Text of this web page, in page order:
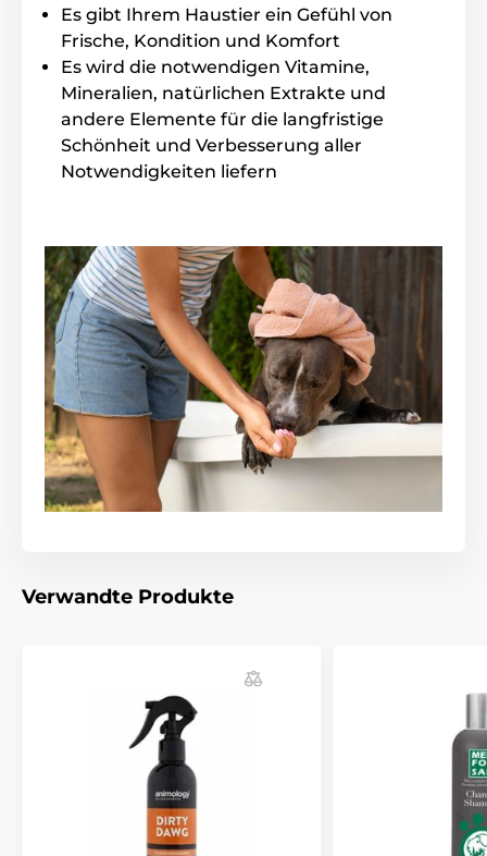
Ohne Parabene
Konzentrierte Formel
Mit grünem Apfelextrakt
Feuchtigkeitsspendende Wirkung
Sehr milde Oberflächenwirkstoffe
Inhalt der Packung
Menforsan natürliches Feuchtigkeitsshampoo mit
grünem Apfel, 300 ml
Technische Spezifikationen können ohne vorherige
Ankündigung geändert werden. Die Bilder dienen nur
zur Illustration.
Menforsan Hundeshampoos
Es gibt Ihrem Haustier ein Gefühl von
Frische, Kondition und Komfort
Es wird die notwendigen Vitamine,
Mineralien, natürlichen Extrakte und
andere Elemente für die langfristige
Schönheit und Verbesserung aller
Notwendigkeiten liefern
Verwandte Produkte